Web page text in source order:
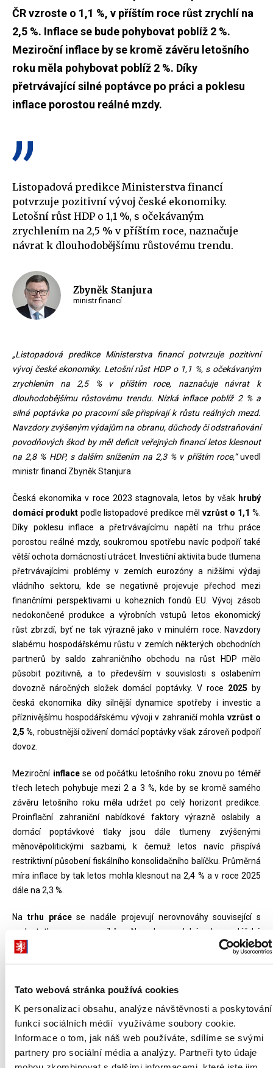
Tato webová stránka používá cookies
K personalizaci obsahu, analýze návštěvnosti a poskytování
funkcí sociálních médií využíváme soubory cookie.
Informace o tom, jak náš web používáte, sdílíme se svými
partnery pro sociální média a analýzy. Partneři tyto údaje
ČR vzroste o 1,1 %, v příštím roce růst zrychlí na
2,5 %. Inflace se bude pohybovat poblíž 2 %.
Meziroční inflace by se kromě závěru letošního
roku měla pohybovat poblíž 2 %. Díky
přetrvávající silné poptávce po práci a poklesu
inflace porostou reálné mzdy.
Listopadová predikce Ministerstva financí
potvrzuje pozitivní vývoj české ekonomiky.
Letošní růst HDP o 1,1 %, s očekávaným
zrychlením na 2,5 % v příštím roce, naznačuje
návrat k dlouhodobějšímu růstovému trendu.
Zbyněk Stanjura
ministr financí
„Listopadová predikce Ministerstva financí potvrzuje pozitivní
vývoj české ekonomiky. Letošní růst HDP o 1,1 %, s očekávaným
zrychlením na 2,5 % v příštím roce, naznačuje návrat k
dlouhodobějšímu růstovému trendu. Nízká inflace poblíž 2 % a
silná poptávka po pracovní síle přispívají k růstu reálných mezd.
Navzdory zvýšeným výdajům na obranu, důchody či odstraňování
povodňových škod by měl deficit veřejných financí letos klesnout
na 2,8 % HDP, s dalším snížením na 2,3 % v příštím roce,“uvedl
ministr financí Zbyněk Stanjura.
Česká ekonomika v roce 2023 stagnovala, letos by však hrubý
domácí produkt podle listopadové predikce měl vzrůst o 1,1%.
Díky poklesu inflace a přetrvávajícímu napětí na trhu práce
porostou reálné mzdy, soukromou spotřebu navíc podpoří také
větší ochota domácností utrácet. Investiční aktivita bude tlumena
přetrvávajícími problémy v zemích eurozóny a nižšími výdaji
vládního sektoru, kde se negativně projevuje přechod mezi
finančními perspektivami u kohezních fondů EU. Vývoj zásob
nedokončené produkce a výrobních vstupů letos ekonomický
růst zbrzdí, byť ne tak výrazně jako v minulém roce. Navzdory
slabému hospodářskému růstu v zemích některých obchodních
partnerů by saldo zahraničního obchodu na růst HDP mělo
působit pozitivně, a to především v souvislosti s oslabením
dovozně náročných složek domácí poptávky. V roce 2025
by
česká ekonomika díky silnější dynamice spotřeby i investic a
příznivějšímu hospodářskému vývoji v zahraničí mohla vzrůst o
2,5 %, robustnější oživení domácí poptávky však zároveň podpoří
dovoz.
Meziroční inflacese od počátku letošního roku znovu po téměř
třech letech pohybuje mezi 2 a 3 %, kde by se kromě samého
závěru letošního roku měla udržet po celý horizont predikce.
Proinflační zahraniční nabídkové faktory výrazně oslabily a
domácí poptávkové tlaky jsou dále tlumeny zvýšenými
měnověpolitickými sazbami, k čemuž letos navíc přispívá
restriktivní působení fiskálního konsolidačního balíčku. Průměrná
míra inflace by tak letos mohla klesnout na 2,4 % a v roce 2025
dále na 2,3 %.
Na trhu prácese nadále projevují nerovnováhy související s
nedostatkem pracovníků. Navzdory slabé hospodářské
dynamice by se tak míra nezaměstnanosti v roce 2024 mohla
trhu práce nedovolí výraznější zpomalení růstu nominálních
mezd. Výdělky po dvou letech poklesu porostou i v reálném
vyjádření.
Deficit veřejných financí by měl letos
klesnout o 1 p. b. na 2,8 %
HDP
, a to navzdory navýšeným výdajům na obranu, vyšším